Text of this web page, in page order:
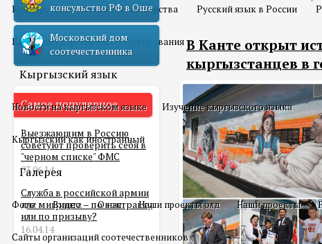
Конкурс педагогического мастерства Русский язык в России
Центр государственного тестирования
Кыргызский язык
Новости на кыргызском языке Изучение кыргызского языка
Кыргызский как иностранный
Галерея
Фото Видео О нас Наши проекты олд Наши проекты
Сайты организаций соотечественников
консульство РФ в Оше
Московский дом
соотечественника
Самое популярное
Выезжающим в Россию
советуют проверить себя в
"черном списке" ФМС
03.06.14
Служба в российской армии
для мигранта – по контракту
или по призыву?
16.04.14
В Канте открыт
кыргызстанцев в